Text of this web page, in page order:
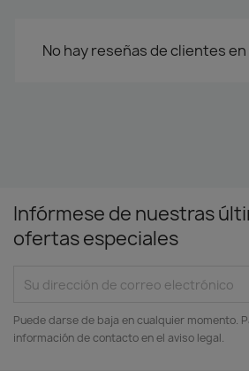
No hay reseñas de clientes
Infórmese de nuestras
ofertas especiales
Puede darse de baja en cualquier momento.
información de contacto en el aviso legal.